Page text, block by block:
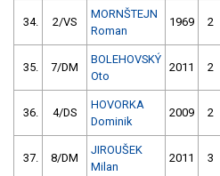
34. 2/VS
MORNŠTEJN
Roman
1969 2
35. 7/DM
BOLEHOVSKÝ
Oto
2011 2
36. 4/DS
HOVORKA
Dominik
2009 2
37. 8/DM
JIROUŠEK
Milan
2011 3